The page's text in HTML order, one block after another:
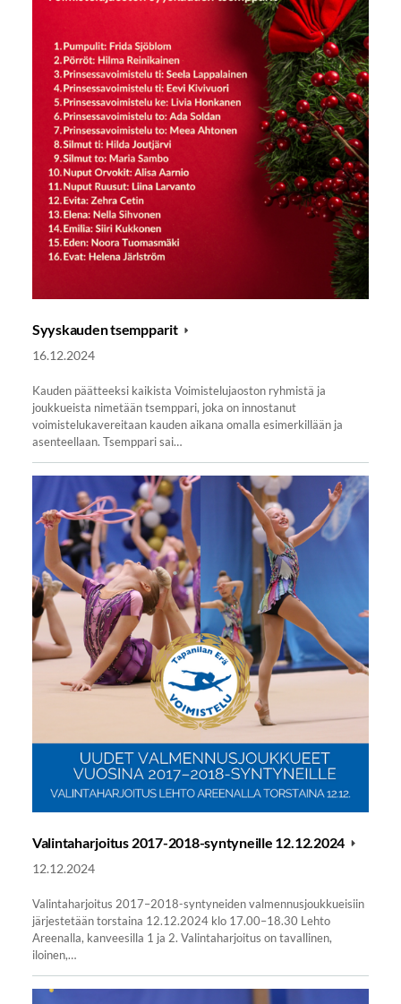
Syyskauden tsempparit
16.12.2024
Kauden päätteeksi kaikista Voimistelujaoston ryhmistä ja
joukkueista nimetään tsemppari, joka on innostanut
voimistelukavereitaan kauden aikana omalla esimerkillään ja
asenteellaan. Tsemppari sai…
Valintaharjoitus 2017-2018-syntyneille 12.12.2024
12.12.2024
Valintaharjoitus 2017–2018-syntyneiden valmennusjoukkueisiin
järjestetään torstaina 12.12.2024 klo 17.00–18.30 Lehto
Areenalla, kanveesilla 1 ja 2. Valintaharjoitus on tavallinen,
iloinen,…